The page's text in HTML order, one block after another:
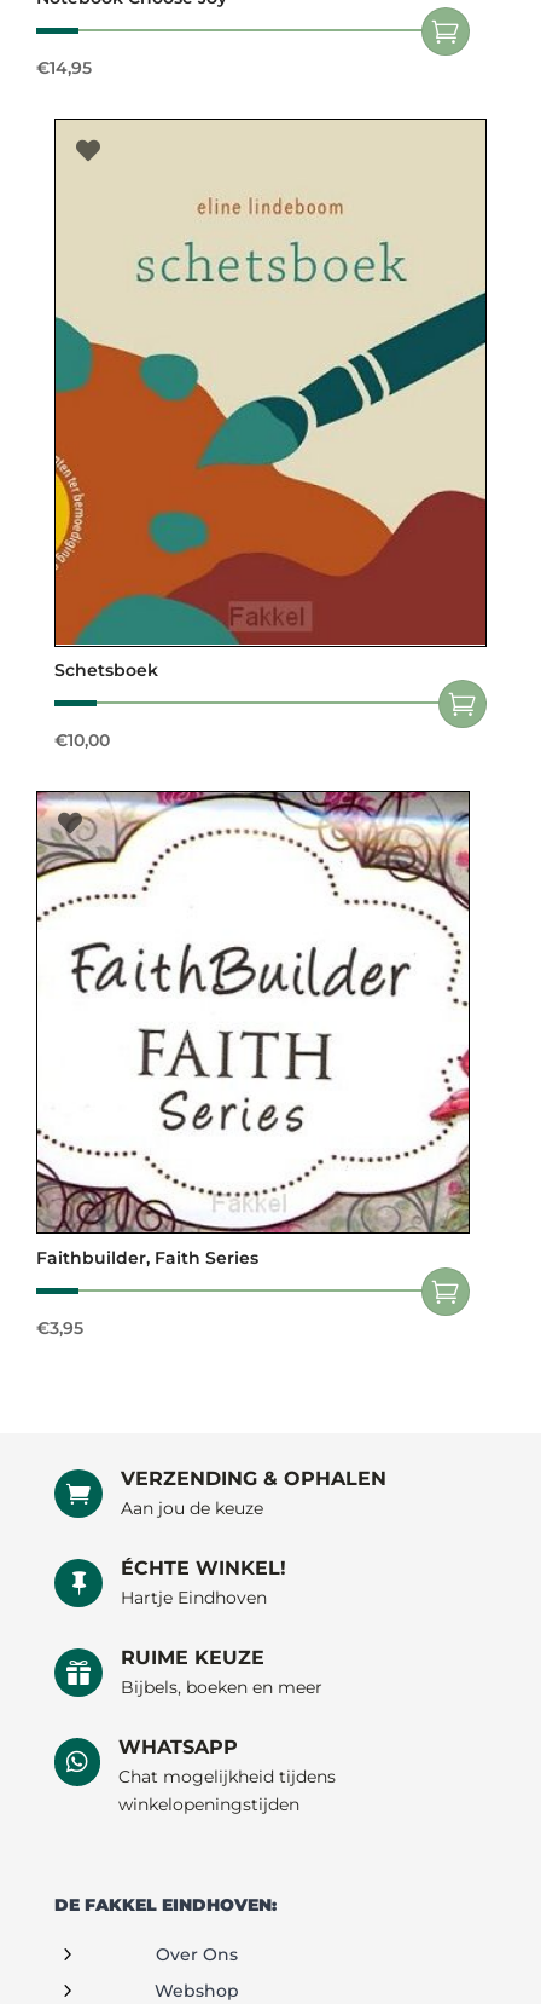
€14,95
Schetsboek
€10,00
Faithbuilder, Faith Series
€3,95

VERZENDING & OPHALEN
Aan jou de keuze

ÉCHTE WINKEL!
Hartje Eindhoven

RUIME KEUZE
Bijbels, boeken en meer

WHATSAPP
Chat mogelijkheid tijdens
winkelopeningstijden
DE FAKKEL EINDHOVEN:
5 Over Ons
5 Webshop